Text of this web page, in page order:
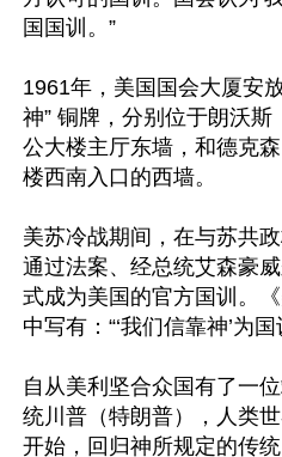
国国训。”
1961年，美国国会大厦安
神” 铜牌，分别位于朗沃
公大楼主厅东墙，和德克
楼西南入口的西墙。
美苏冷战期间，在与苏共
通过法案、经总统艾森豪威
式成为美国的官方国训。
中写有：“‘我们信靠神’为国
自从美利坚合众国有了一
统川普（特朗普），人类
开始，回归神所规定的传